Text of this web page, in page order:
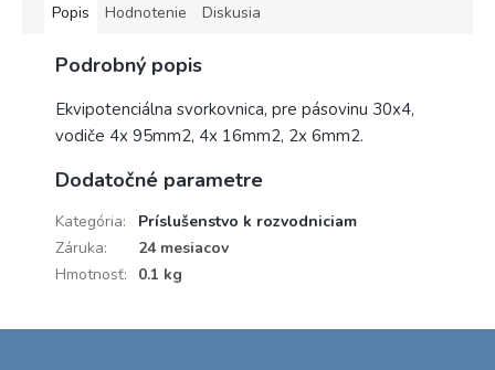
Popis Hodnotenie Diskusia
Podrobný popis
Ekvipotenciálna svorkovnica, pre pásovinu 30x4,
vodiče 4x 95mm2, 4x 16mm2, 2x 6mm2.
Dodatočné parametre
Kategória:
Príslušenstvo k rozvodniciam
Záruka:
24 mesiacov
Hmotnosť: 0.1 kg